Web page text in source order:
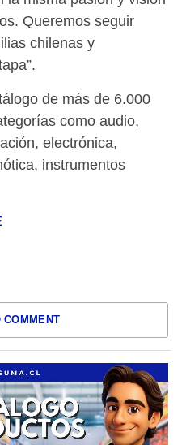
Queremos seguir
chilenas y
de más de 6.000
como audio,
electrónica,
instrumentos
COMMENT